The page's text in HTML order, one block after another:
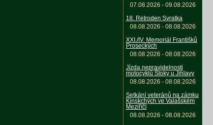
07.08.2026 - 09.08.2026
18. Retroden Svratka
08.08.2026 - 08.08.2026
XXI./IV. Memoriál Františků
Proseckých
08.08.2026 - 08.08.2026
Jízda nepravidelnosti
motocyklů Štoky u Jihlavy
08.08.2026 - 08.08.2026
Setkání veteránů na zámku
Kinskchých ve Valašském
Meziříčí
08.08.2026 - 08.08.2026